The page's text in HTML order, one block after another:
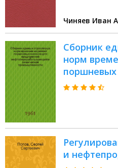
Чиняев Иван
Сборник
норм
поршневых
и